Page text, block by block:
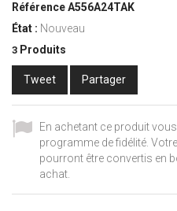
RéférenceA556A24TAK
État : Nouveau
3 Produits
Tweet Partager
En achetant ce produit
programme de fidélité.
pourront être convertis en
achat.